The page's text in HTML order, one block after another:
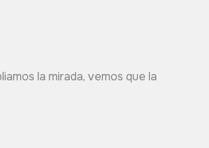
la mirada, vemos que la